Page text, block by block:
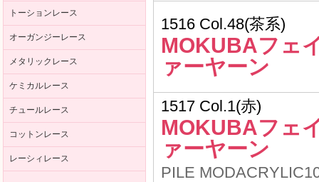
トーションレース
オーガンジーレース
メタリックレース
ケミカルレース
チュールレース
コットンレース
レーシィレース
1516 Col.48(茶系)
MOKUBAフェ
ァーヤーン
1517 Col.1(赤)
MOKUBAフェ
ァーヤーン
PILE